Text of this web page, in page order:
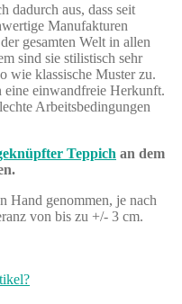
dadurch aus, dass seit
Manufakturen
gesamten Welt in allen
sind sie stilistisch sehr
wie klassische Muster zu.
eine einwandfreie Herkunft.
Arbeitsbedingungen
Teppich an dem
Hand genommen, je nach
von bis zu +/- 3 cm.